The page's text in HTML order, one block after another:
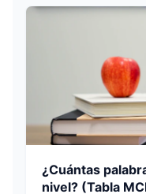
¿Cuántas
nivel? (Tabla